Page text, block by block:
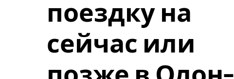
поездку на
сейчас или